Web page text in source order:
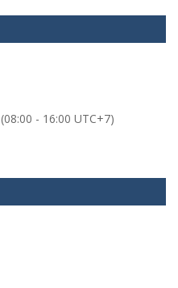
- 16:00 UTC+7)